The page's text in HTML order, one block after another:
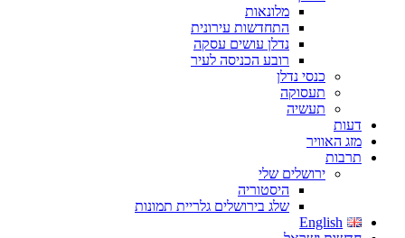
מלונאות
התחדשות עירונית
נדלן עושים עסקה
רובע הכניסה לעיר
כנסי נדלן
תעסוקה
תעשיה
דעות
מזג האוויר
תרבות
ירושלים שלי
היסטוריה
שלג בירושלים גלריית תמונות
English